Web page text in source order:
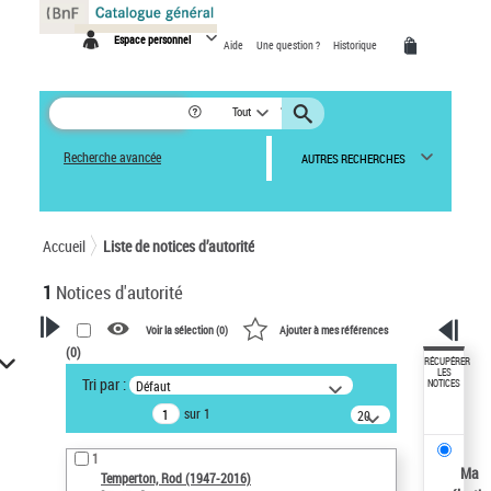
Espace personnel Aide Une question ? Historique
Tout
Recherche avancée AUTRES RECHERCHES
Accueil Liste de notices d’autorité
1 Notices d'autorité
VOTRE RECHERCHE
Recherche avancée dans les
notices d’autorité
Œuvres liées à l'auteur :
Temperton, Rod (1947-2016)
Voir la sélection (0) Ajouter à mes références
(0)
Tri par : Défaut
sur 1
20
résultats/page
1
Temperton, Rod (1947-2016)
RÉCUPÉRER
LES
NOTICES
Ma
Panneau de gestion des cookies